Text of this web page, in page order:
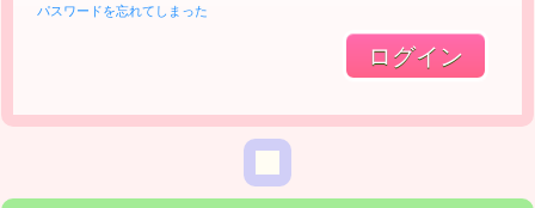
パスワードを忘れてしまった